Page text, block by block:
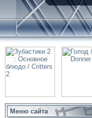
Меню сайта